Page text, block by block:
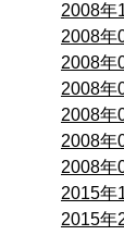
2008年
2008年
2008年
2008年
2008年
2008年
2008年
2015年
2015年